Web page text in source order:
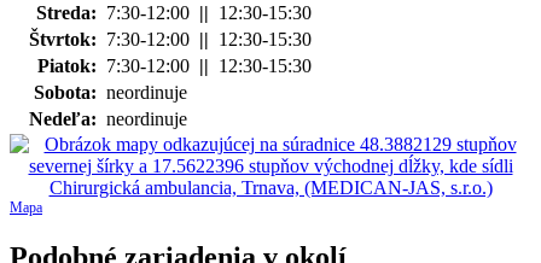
Streda: 7:30-12:00 || 12:30-15:30
Štvrtok: 7:30-12:00 || 12:30-15:30
Piatok: 7:30-12:00 || 12:30-15:30
Sobota: neordinuje
Nedeľa: neordinuje
Mapa
Podobné zariadenia v okolí